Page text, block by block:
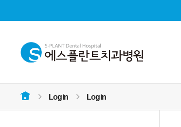
홈으로Login Login